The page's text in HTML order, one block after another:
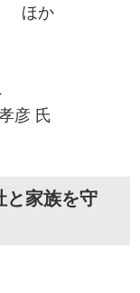
ほか
彦 氏
家族を守